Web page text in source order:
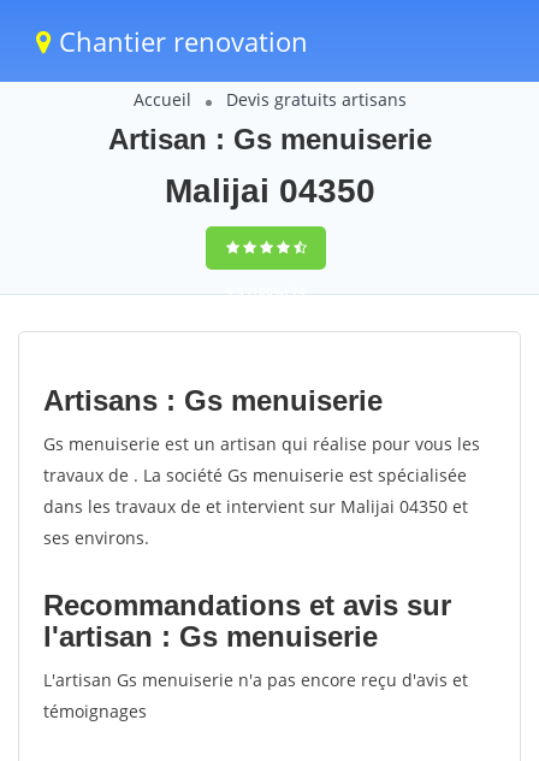
Chantier renovation
Accueil Devis gratuits artisans
Artisan : Gs menuiserie
Malijai 04350
9,5(100%)74
votes
Artisans : Gs menuiserie
Gs menuiserie est un artisan qui réalise pour vous les
travaux de . La société Gs menuiserie est spécialisée
dans les travaux de et intervient sur Malijai 04350 et
ses environs.
Recommandations et avis sur
l'artisan : Gs menuiserie
L'artisan Gs menuiserie n'a pas encore reçu d'avis et
témoignages